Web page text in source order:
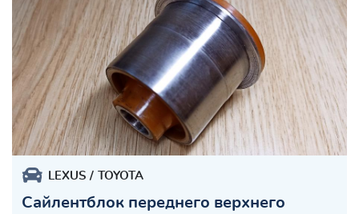
LEXUS TOYOTA
Сайлентблок переднего верхнего